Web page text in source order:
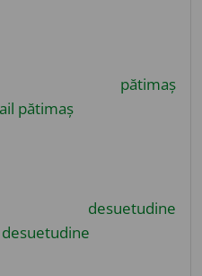
pătimaș
desuetudine